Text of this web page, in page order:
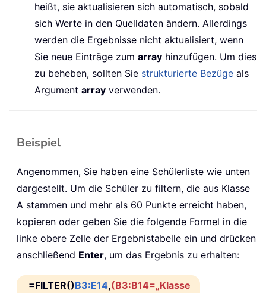
heißt, sie aktualisieren sich automatisch, sobald
sich Werte in den Quelldaten ändern. Allerdings
werden die Ergebnisse nicht aktualisiert, wenn
Sie neue Einträge zum array hinzufügen. Um dies
zu beheben, sollten Sie strukturierte Bezüge als
Argument array verwenden.
Beispiel
Angenommen, Sie haben eine Schülerliste wie unten
dargestellt. Um die Schüler zu filtern, die aus Klasse
A stammen und mehr als 60 Punkte erreicht haben,
kopieren oder geben Sie die folgende Formel in die
linke obere Zelle der Ergebnistabelle ein und drücken
anschließend Enter, um das Ergebnis zu erhalten:
=FILTER()B3:E14,(B3:B14=„Klasse